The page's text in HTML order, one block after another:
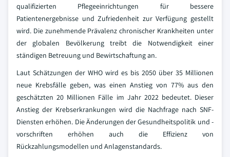
qualifizierten Pflegeeinrichtungen für bessere
Patientenergebnisse und Zufriedenheit zur Verfügung gestellt
wird. Die zunehmende Prävalenz chronischer Krankheiten unter
der globalen Bevölkerung treibt die Notwendigkeit einer
ständigen Betreuung und Bewirtschaftung an.
Laut Schätzungen der WHO wird es bis 2050 über 35 Millionen
neue Krebsfälle geben, was einen Anstieg von 77% aus den
geschätzten 20 Millionen Fälle im Jahr 2022 bedeutet. Dieser
Anstieg der Krebserkrankungen wird die Nachfrage nach SNF-
Diensten erhöhen. Die Änderungen der Gesundheitspolitik und -
vorschriften erhöhen auch die Effizienz von
Rückzahlungsmodellen und Anlagenstandards.